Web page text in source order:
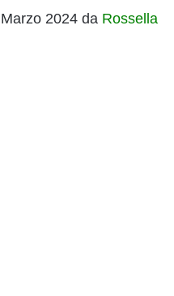
2024 da Rossella